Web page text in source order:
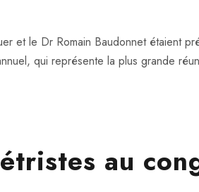
et le Dr Romain Baudonnet étaient
qui représente la plus grande
au